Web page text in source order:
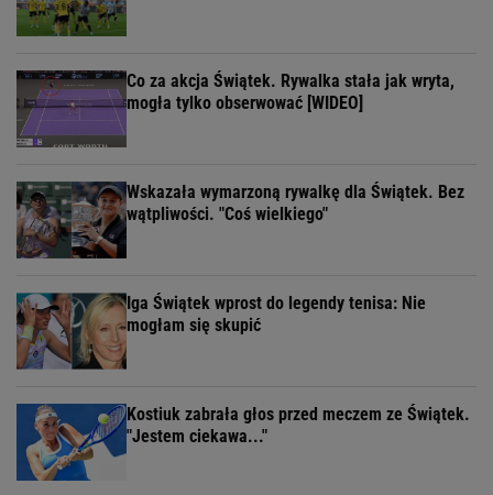
Co za akcja Świątek. Rywalka stała jak wryta,
mogła tylko obserwować [WIDEO]
Wskazała wymarzoną rywalkę dla Świątek. Bez
wątpliwości. "Coś wielkiego"
Iga Świątek wprost do legendy tenisa: Nie
mogłam się skupić
Kostiuk zabrała głos przed meczem ze Świątek.
"Jestem ciekawa..."